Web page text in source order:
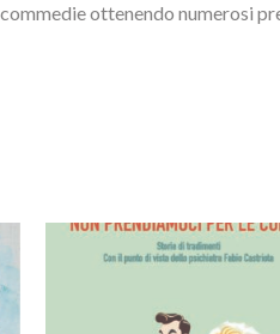
ottenendo numerosi